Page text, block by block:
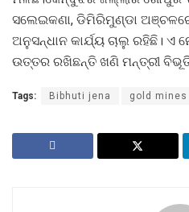
ସଲେଇକଣା, ଡିମିରିମୁଣ୍ଡା
ଅନୁସନ୍ଧାନ କାର୍ଯ୍ୟ ଚାଲୁ ରହିଛି। ଏ
ଉତ୍ତର ରଖିଛନ୍ତି ଖଣି ମନ୍ତ୍ରୀ ବିଭୂତି
Tags: Bibhuti jena gold mines